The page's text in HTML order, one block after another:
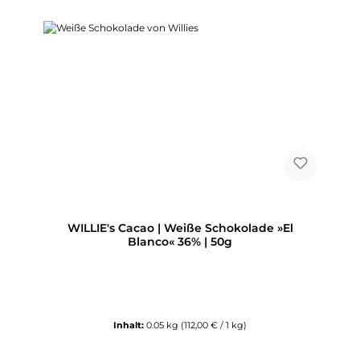
WILLIE's Cacao | Weiße Schokolade »El
Blanco« 36% | 50g
Inhalt: 0.05 kg (112,00 € / 1 kg)